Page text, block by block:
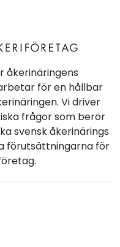
åkerinäringens
för en hållbar
Vi driver
frågor som berör
svensk åkerinärings
förutsättningarna för